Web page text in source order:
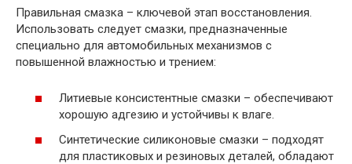
Правильная смазка – ключевой этап восстановления.
Использовать следует смазки, предназначенные
специально для автомобильных механизмов с
повышенной влажностью и трением:
Литиевые консистентные смазки – обеспечивают
хорошую адгезию и устойчивы к влаге.
Синтетические силиконовые смазки – подходят
для пластиковых и резиновых деталей, обладают